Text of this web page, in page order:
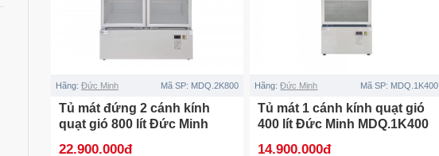
Hãng: Đức Minh Mã SP: MDQ.2K800
Tủ mát đứng 2 cánh kính
quạt gió 800 lít Đức Minh
22.900.000đ
Hãng: Đức Minh Mã SP: MDQ.1K400
Tủ mát 1 cánh kính quạt gió
400 lít Đức Minh MDQ.1K400
14.900.000đ